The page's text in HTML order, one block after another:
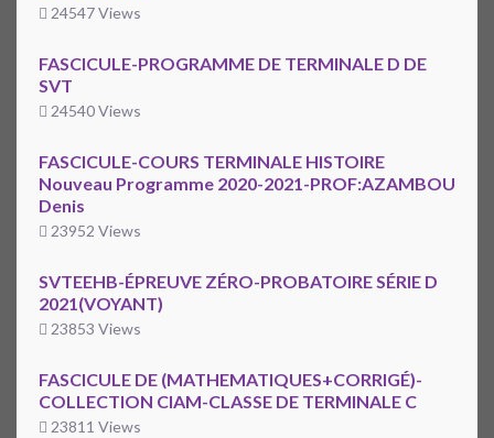
24547 Views
FASCICULE-PROGRAMME DE TERMINALE D DE
SVT
24540 Views
FASCICULE-COURS TERMINALE HISTOIRE
Nouveau Programme 2020-2021-PROF:AZAMBOU
Denis
23952 Views
SVTEEHB-ÉPREUVE ZÉRO-PROBATOIRE SÉRIE D
2021(VOYANT)
23853 Views
FASCICULE DE (MATHEMATIQUES+CORRIGÉ)-
COLLECTION CIAM-CLASSE DE TERMINALE C
23811 Views